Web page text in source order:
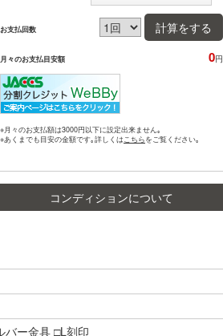
お支払回数 計算をする
月々のお支払目安額 0円
※月々のお支払額は3000円以下に設定出来ません｡
※あくまでも目安の金額です｡詳しくは
をご覧ください｡
コンディションについて
バー金具 □L刻印